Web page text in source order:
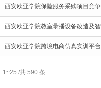
西安欧亚学院保险服务采购项目竞
西安欧亚学院教室录播设备改造及
西安欧亚学院跨境电商仿真实训平
1~25 /共 590 条